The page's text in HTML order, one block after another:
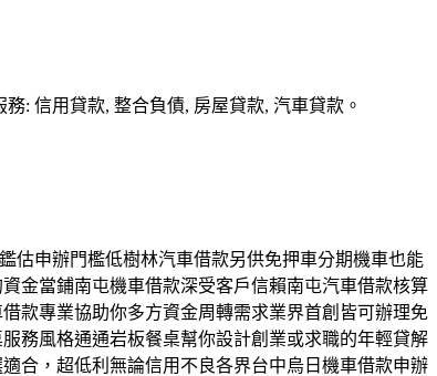
: 信用貸款, 整合負債, 房屋貸款, 汽車貸款。
估申辦門檻低樹林汽車借款另供免押車分期機車也能
金當鋪南屯機車借款深受客戶信賴南屯汽車借款核算
款專業協助你多方資金周轉需求業界首創皆可辦理免
務風格通通岩板餐桌幫你設計創業或求職的年輕貸解
合，超低利無論信用不良各界台中烏日機車借款申辦